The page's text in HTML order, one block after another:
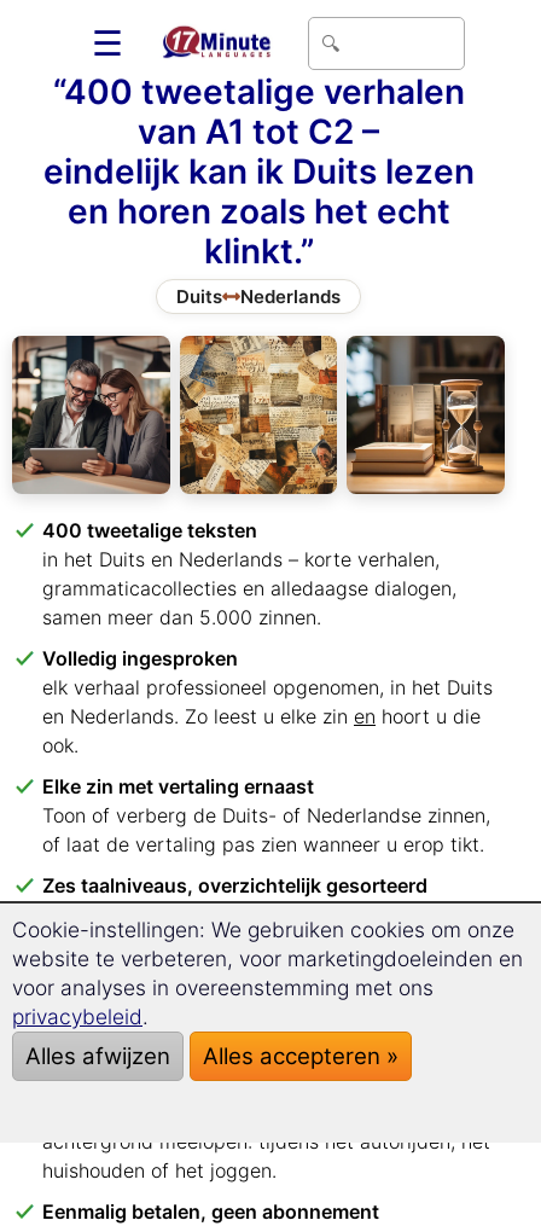
☰
“400 tweetalige verhalen
van A1 tot C2 –
eindelijk kan ik Duits lezen
en horen zoals het echt
klinkt.”
Duits Nederlands
400 tweetalige teksten
in het Duits en Nederlands – korte verhalen,
grammaticacollecties en alledaagse dialogen,
samen meer dan 5.000 zinnen.
Volledig ingesproken
elk verhaal professioneel opgenomen, in het Duits
en Nederlands. Zo leest u elke zin en hoort u die
ook.
Elke zin met vertaling ernaast
Toon of verberg de Duits- of Nederlandse zinnen,
of laat de vertaling pas zien wanneer u erop tikt.
Zes taalniveaus, overzichtelijk gesorteerd
kunt beginnen.
Lezen waar u maar wilt
in uw browser op pc, tablet of smartphone. Geen
app, geen installatie.
Luister naar elke zin – of naar hele teksten erbij
achtergrond meelopen: tijdens het autorijden, het
huishouden of het joggen.
Eenmalig betalen, geen abonnement
Cookie-instellingen: We gebruiken cookies om onze
website te verbeteren, voor marketingdoeleinden en
voor analyses in overeenstemming met ons
privacybeleid.
Alles afwijzen Alles accepteren »